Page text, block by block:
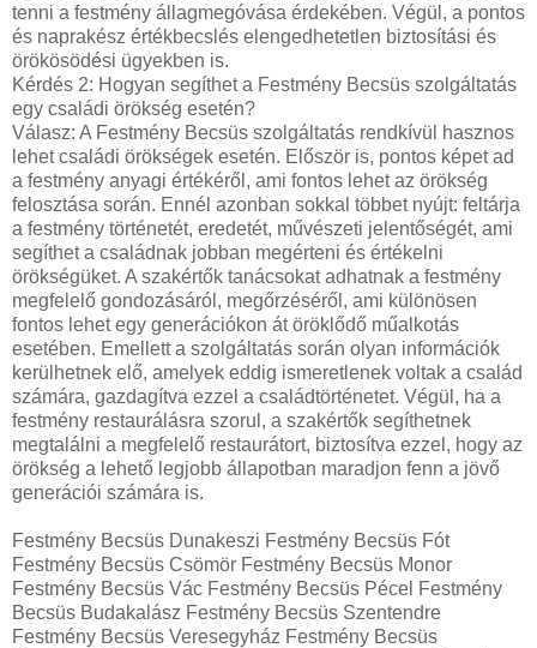
tenni a festmény állagmegóvása érdekében. Végül, a pontos
és naprakész értékbecslés elengedhetetlen biztosítási és
örökösödési ügyekben is.
Kérdés 2: Hogyan segíthet a Festmény Becsüs szolgáltatás
egy családi örökség esetén?
Válasz: A Festmény Becsüs szolgáltatás rendkívül hasznos
lehet családi örökségek esetén. Először is, pontos képet ad
a festmény anyagi értékéről, ami fontos lehet az örökség
felosztása során. Ennél azonban sokkal többet nyújt: feltárja
a festmény történetét, eredetét, művészeti jelentőségét, ami
segíthet a családnak jobban megérteni és értékelni
örökségüket. A szakértők tanácsokat adhatnak a festmény
megfelelő gondozásáról, megőrzéséről, ami különösen
fontos lehet egy generációkon át öröklődő műalkotás
esetében. Emellett a szolgáltatás során olyan információk
kerülhetnek elő, amelyek eddig ismeretlenek voltak a család
számára, gazdagítva ezzel a családtörténetet. Végül, ha a
festmény restaurálásra szorul, a szakértők segíthetnek
megtalálni a megfelelő restaurátort, biztosítva ezzel, hogy az
örökség a lehető legjobb állapotban maradjon fenn a jövő
generációi számára is.
Festmény Becsüs Dunakeszi Festmény Becsüs Fót
Festmény Becsüs Csömör Festmény Becsüs Monor
Festmény Becsüs Vác Festmény Becsüs Pécel Festmény
Becsüs Budakalász Festmény Becsüs Szentendre
Festmény Becsüs Veresegyház Festmény Becsüs